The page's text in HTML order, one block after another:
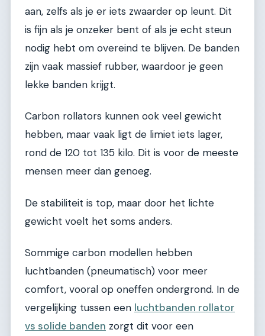
aan, zelfs als je er iets zwaarder op leunt. Dit
is fijn als je onzeker bent of als je echt steun
nodig hebt om overeind te blijven. De banden
zijn vaak massief rubber, waardoor je geen
lekke banden krijgt.
Carbon rollators kunnen ook veel gewicht
hebben, maar vaak ligt de limiet iets lager,
rond de 120 tot 135 kilo. Dit is voor de meeste
mensen meer dan genoeg.
De stabiliteit is top, maar door het lichte
gewicht voelt het soms anders.
Sommige carbon modellen hebben
luchtbanden (pneumatisch) voor meer
comfort, vooral op oneffen ondergrond. In de
vergelijking tussen een luchtbanden rollator
vs solide banden zorgt dit voor een